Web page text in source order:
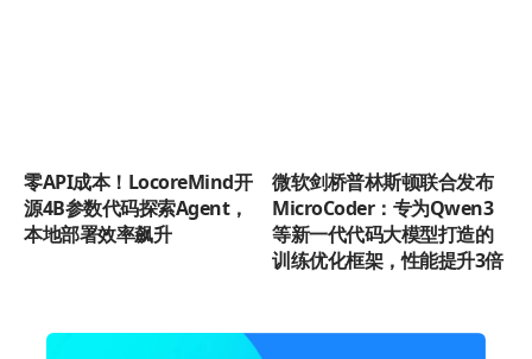
零API成本！LocoreMind开
源4B参数代码探索Agent，
本地部署效率飙升
微软剑桥普林斯顿联合发布
MicroCoder：专为Qwen3
等新一代代码大模型打造的
训练优化框架，性能提升3倍